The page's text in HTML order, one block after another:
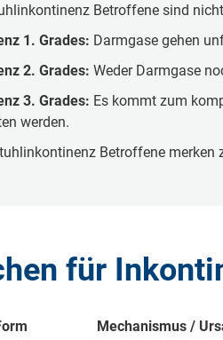
Betroffene sind
1. Grades: Darmgase gehen
2. Grades: Weder Darmgase
3. Grades: Es kommt zum
werden.
Betroffene
für
Mechanismus /